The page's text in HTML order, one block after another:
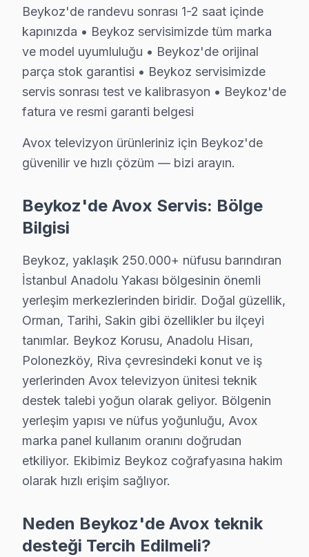
Tokatköy Avox Servis
Beykoz'da Tokatköy mahallesi için Avox TV fiyat teklifi
Tokatköy Avox Anakart Tamiri →
Yalıköy Avox Servis
Beykoz TV Servis Merkezi →
Yavuz Selim'de Avox TV ekranında çizgi, donma ya da
Yavuz Selim Avox Anakart Tamiri →
Beykoz'da Yeni Mahalle mahallesi için Avox TV fiyat
Zerzavatçı Avox Servis
Zerzavatçı'deki Avox TV kullanıcılarına ikinci el cihaz
Zerzavatçı Avox Açılmıyor Arıza →
Beykoz Avox TV Servis Hizmet Bölgesi
Beykoz bölgesine kapıya gelen Avox TV tamir servisi
Beykoz'de randevu sonrası 1-2 saat içinde
kapınızda • Beykoz servisimizde tüm marka
ve model uyumluluğu • Beykoz'de orijinal
parça stok garantisi • Beykoz servisimizde
servis sonrası test ve kalibrasyon • Beykoz'de
fatura ve resmi garanti belgesi
Avox televizyon ürünleriniz için Beykoz'de
güvenilir ve hızlı çözüm — bizi arayın.
Beykoz'de Avox Servis: Bölge
Bilgisi
Beykoz, yaklaşık 250.000+ nüfusu barındıran
İstanbul Anadolu Yakası bölgesinin önemli
yerleşim merkezlerinden biridir. Doğal güzellik,
Orman, Tarihi, Sakin gibi özellikler bu ilçeyi
tanımlar. Beykoz Korusu, Anadolu Hisarı,
Polonezköy, Riva çevresindeki konut ve iş
yerlerinden Avox televizyon ünitesi teknik
destek talebi yoğun olarak geliyor. Bölgenin
yerleşim yapısı ve nüfus yoğunluğu, Avox
marka panel kullanım oranını doğrudan
etkiliyor. Ekibimiz Beykoz coğrafyasına hakim
olarak hızlı erişim sağlıyor.
Neden Beykoz'de Avox teknik
desteği Tercih Edilmeli?